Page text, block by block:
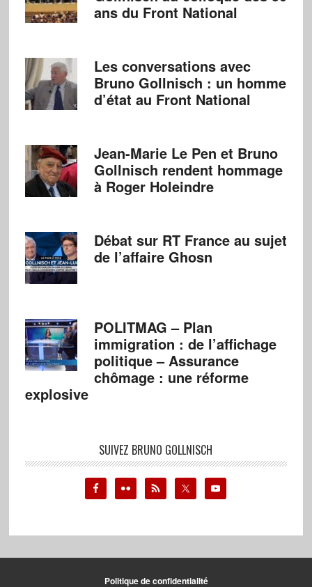
ans du Front National
Les conversations avec
Bruno Gollnisch : un homme
d’état au Front National
Jean-Marie Le Pen et Bruno
Gollnisch rendent hommage
à Roger Holeindre
Débat sur RT France au sujet
de l’affaire Ghosn
POLITMAG – Plan
immigration : de l’affichage
politique – Assurance
chômage : une réforme
explosive
SUIVEZ BRUNO GOLLNISCH
Politique de confidentialité